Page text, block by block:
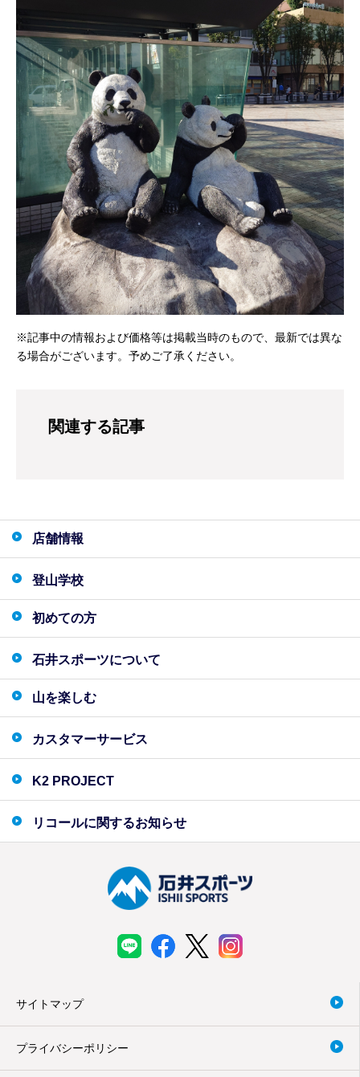
※記事中の情報および価格等は掲載当時のもので、最新では異な
る場合がございます。予めご了承ください。
関連する記事
店舗情報
登山学校
初めての方
石井スポーツについて
山を楽しむ
カスタマーサービス
K2 PROJECT
リコールに関するお知らせ
サイトマップ
プライバシーポリシー